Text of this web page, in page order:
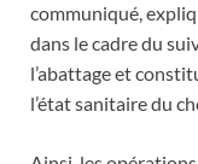
communiqué,
dans le cadre du
l’abattage et
l’état sanitaire du